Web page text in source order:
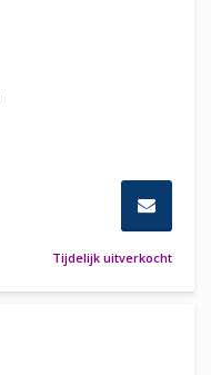
Tijdelijk uitverkocht